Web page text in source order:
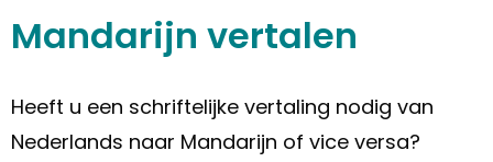
Mandarijn vertalen
Heeft u een schriftelijke vertaling nodig van
Nederlands naar Mandarijn of vice versa?